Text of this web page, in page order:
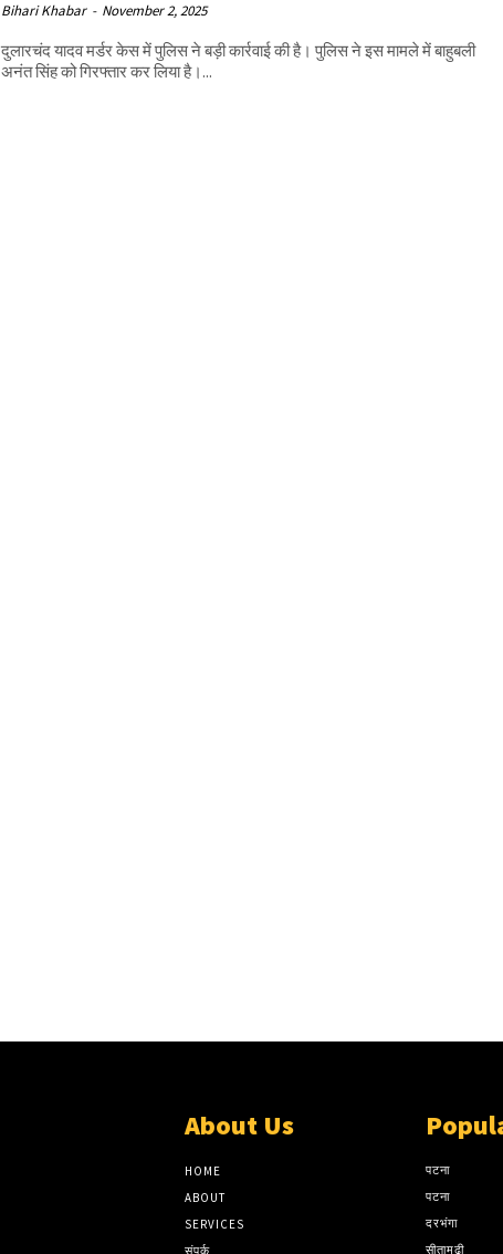
Bihari Khabar - November 2, 2025
दुलारचंद यादव मर्डर केस में पुलिस ने बड़ी कार्रवाई की है। पुलिस ने इस मामले में बाहुबली
अनंत सिंह को गिरफ्तार कर लिया है।...
About Us
HOME
ABOUT
SERVICES
संपर्क
पटना
पटना
दरभंगा
सीतामढ़ी